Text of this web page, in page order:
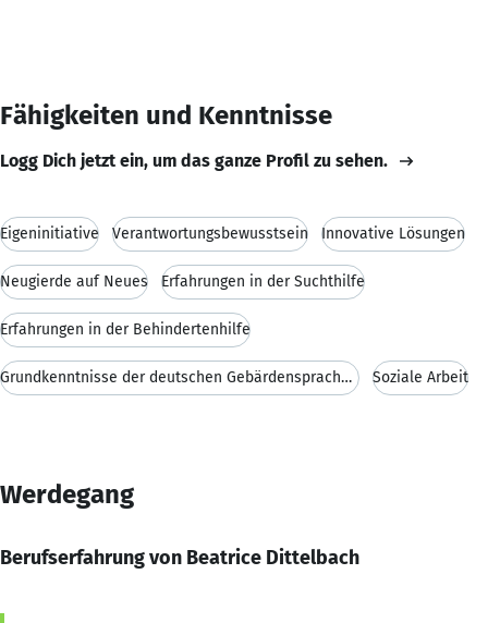
Fähigkeiten und Kenntnisse
Logg Dich jetzt ein, um das ganze Profil zu sehen.
Eigeninitiative Verantwortungsbewusstsein Innovative Lösungen
Neugierde auf Neues Erfahrungen in der Suchthilfe
Erfahrungen in der Behindertenhilfe
Grundkenntnisse der deutschen Gebärdensprache (DGS Soziale Arbeit
Werdegang
Berufserfahrung von Beatrice Dittelbach